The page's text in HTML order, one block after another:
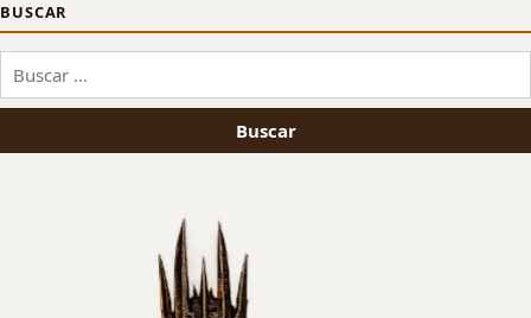
BUSCAR
Buscar: